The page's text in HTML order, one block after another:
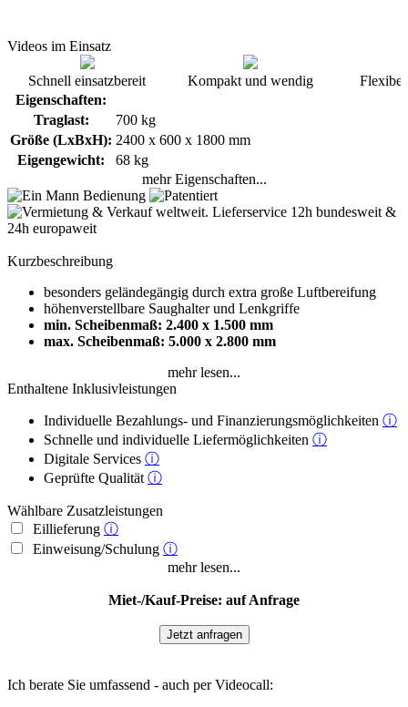
Videos im Einsatz
Schnell einsatzbereit Kompakt und wendig
Flexibel
Eigenschaften:
Traglast:
700 kg
Größe (LxBxH): 2400 x 600 x 1800 mm
Eigengewicht:
68 kg
mehr Eigenschaften...
Kurzbeschreibung
besonders geländegängig durch extra große Luftbereifung
höhenverstellbare Saughalter und Lenkgriffe
min. Scheibenmaß: 2.400 x 1.500 mm
max. Scheibenmaß: 5.000 x 2.800 mm
mehr lesen...
Enthaltene Inklusivleistungen
Individuelle Bezahlungs- und Finanzierungsmöglichkeiten ⓘ
Schnelle und individuelle Liefermöglichkeiten ⓘ
Digitale Services ⓘ
Geprüfte Qualität ⓘ
Wählbare Zusatzleistungen
Eillieferung ⓘ
Einweisung/Schulung ⓘ
mehr lesen...
Miet-/Kauf-Preise: auf Anfrage
Jetzt anfragen
Ich berate Sie umfassend - auch per Videocall: